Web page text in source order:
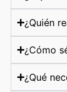
¿Quién
¿Cómo
¿Qué